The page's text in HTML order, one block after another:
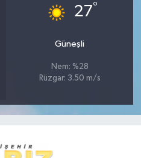
27°
Güneşli
Nem: %28
Rüzgar: 3.50 m/s